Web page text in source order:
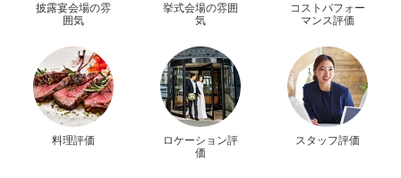
披露宴会場の雰
囲気
挙式会場の雰囲
気
コストパフォー
マンス評価
料理評価
ロケーション評
価
スタッフ評価